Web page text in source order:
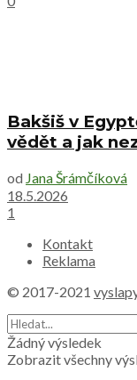
Bakšiš v
vědět a jak
od Jana Šrámčíková
18.5.2026
1
Kontakt
Reklama
© 2017-2021
Žádný výsledek
Zobrazit všechny